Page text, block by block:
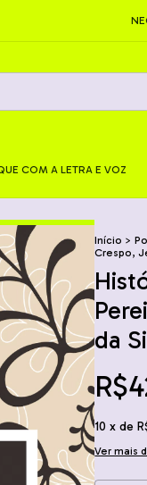
COM A LETRA E VOZ
Início >
Crespo,
da
10 x de
Ver mais